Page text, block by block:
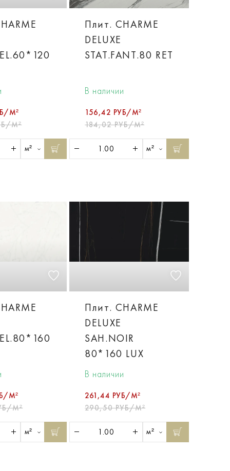
М²
М²
м²
Плит. CHARME
DELUXE
STAT.FANT.80 RET
В наличии
156,42 РУБ/М²
184,02 РУБ/М²
м²
М²
М²
м²
Плит. CHARME
DELUXE
SAH.NOIR
80*160 LUX
В наличии
261,44 РУБ/М²
290,50 РУБ/М²
м²